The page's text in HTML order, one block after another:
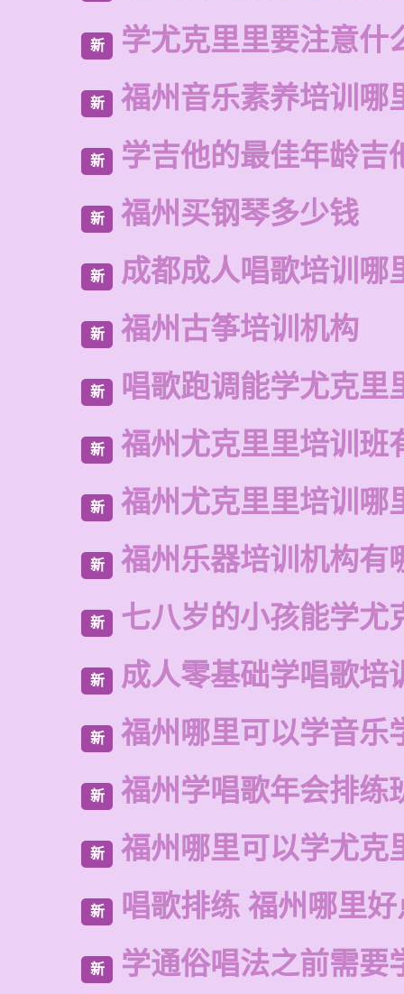
新 学尤克里里要注意什
新 福州音乐素养培训哪
新 学吉他的最佳年龄吉
新 福州买钢琴多少钱
新 成都成人唱歌培训哪
新 福州古筝培训机构
新 唱歌跑调能学尤克里
新 福州尤克里里培训班
新 福州尤克里里培训哪
新 福州乐器培训机构有
新 七八岁的小孩能学尤
新 成人零基础学唱歌培
新 福州哪里可以学音乐
新 福州学唱歌年会排练
新 福州哪里可以学尤克
新 唱歌排练 福州哪里
新 学通俗唱法之前需要